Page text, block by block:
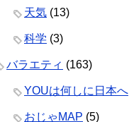
天気 (13)
科学 (3)
バラエティ (163)
YOUは何しに日本へ
おじゃMAP (5)